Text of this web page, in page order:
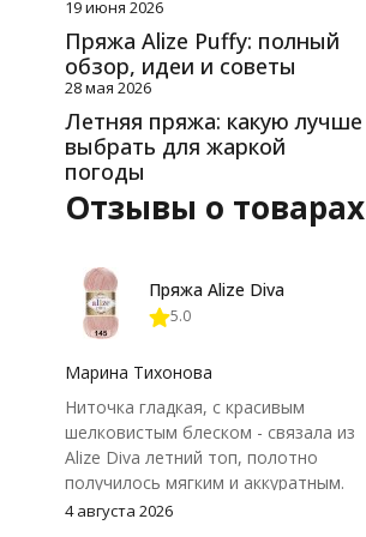
19 июня 2026
Пряжа Alize Puffy: полный
обзор, идеи и советы
28 мая 2026
Летняя пряжа: какую лучше
выбрать для жаркой
погоды
Отзывы о товарах
Пряжа Alize Diva
5.0
Марина Тихонова
Ниточка гладкая, с красивым
шелковистым блеском - связала из
Alize Diva летний топ, полотно
получилось мягким и аккуратным.
Петли хорошо видны, вяжется
4 августа 2026